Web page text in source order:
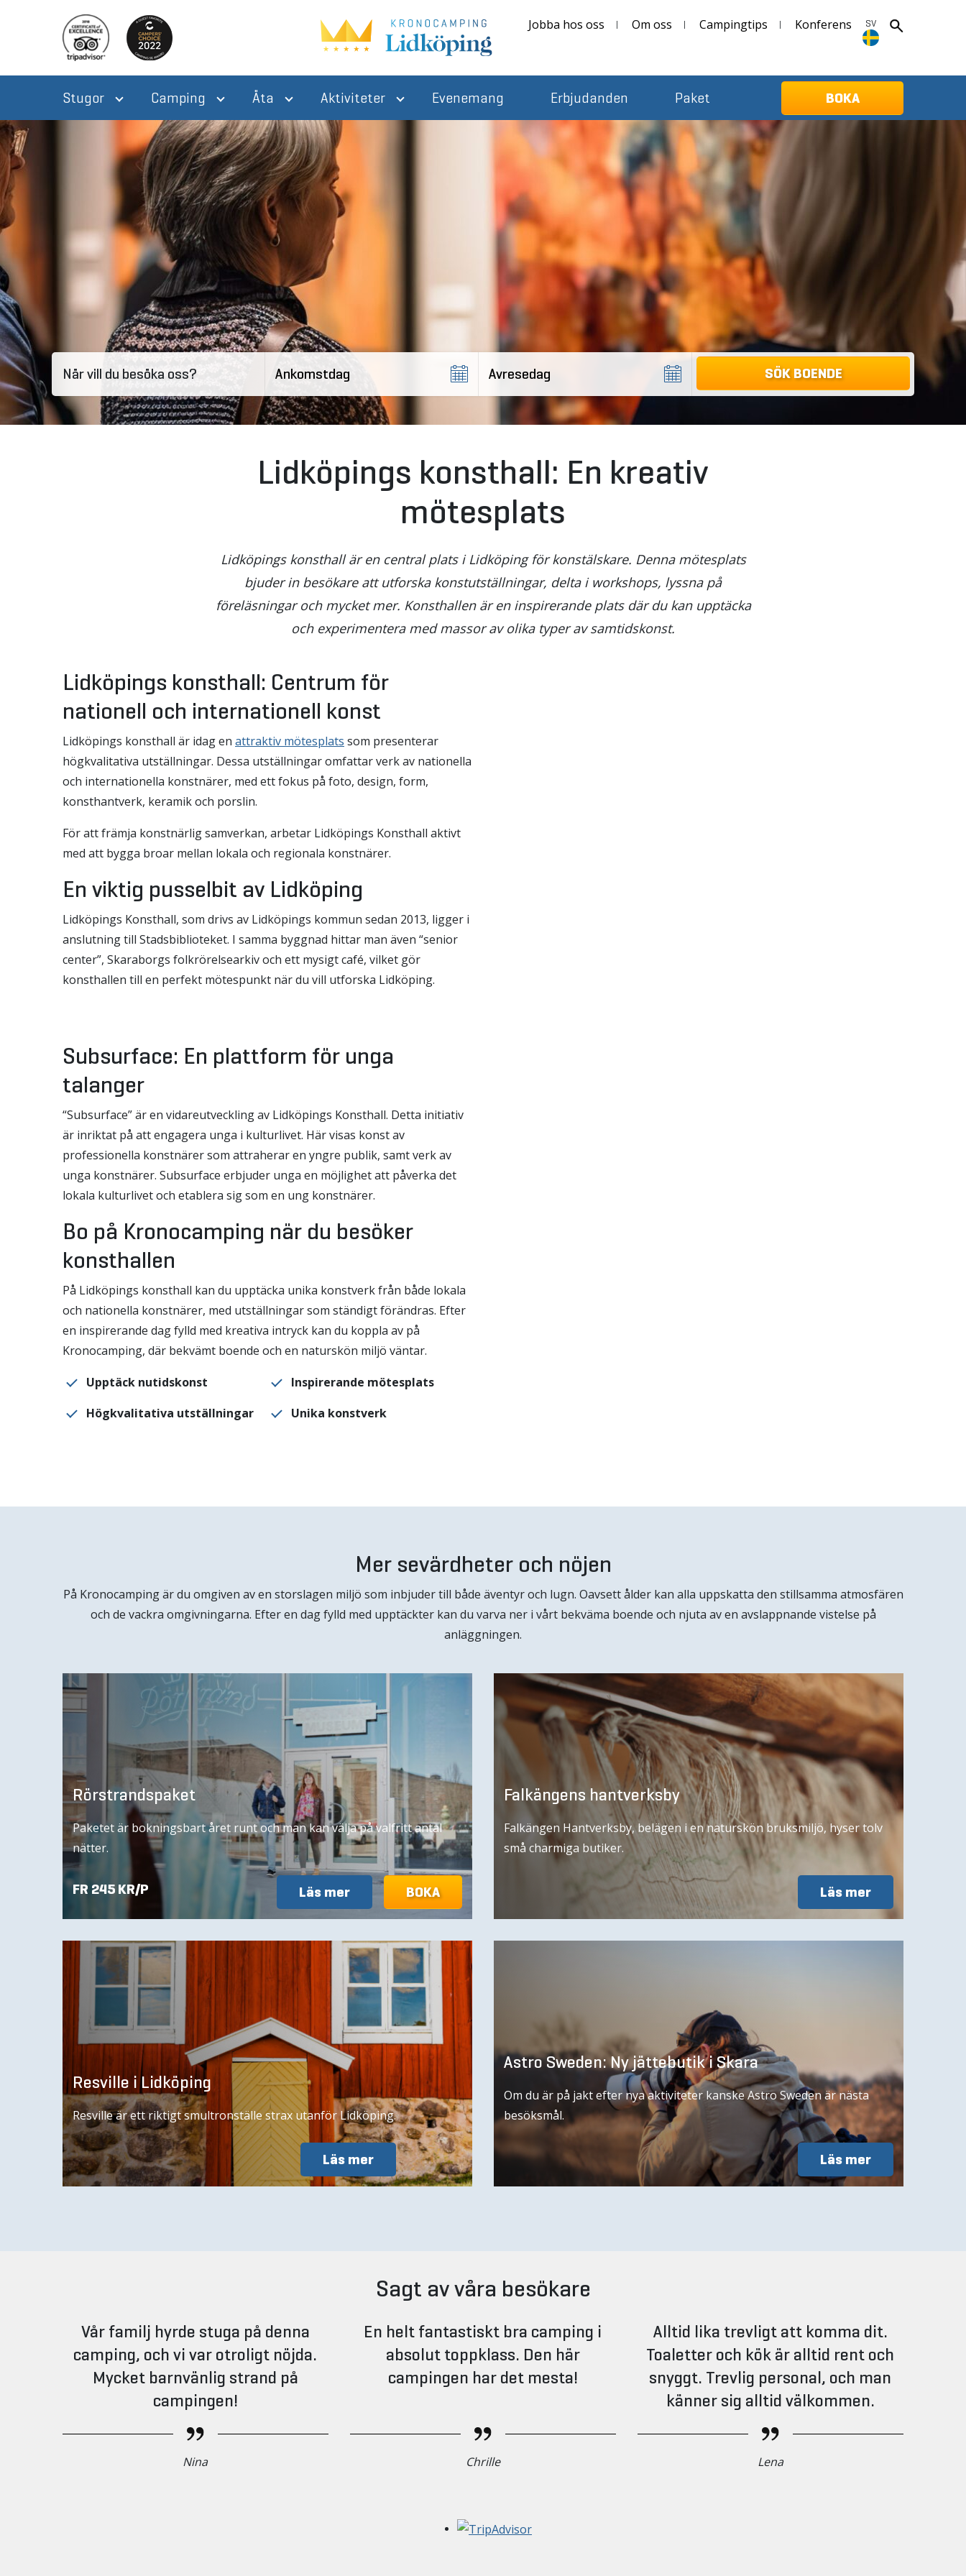
Jobba hos oss Om oss Campingtips Konferens SV
SV
Stugor Camping Äta Aktiviteter Evenemang Erbjudanden Paket BOKA
När vill du besöka oss?
Lidköpings konsthall: En kreativ
mötesplats
Lidköpings konsthall är en central plats i Lidköping för konstälskare. Denna mötesplats
bjuder in besökare att utforska konstutställningar, delta i workshops, lyssna på
föreläsningar och mycket mer. Konsthallen är en inspirerande plats där du kan upptäcka
och experimentera med massor av olika typer av samtidskonst.
Lidköpings konsthall: Centrum för
nationell och internationell konst
Lidköpings konsthall är idag en attraktiv mötesplats som presenterar
högkvalitativa utställningar. Dessa utställningar omfattar verk av nationella
och internationella konstnärer, med ett fokus på foto, design, form,
konsthantverk, keramik och porslin.
För att främja konstnärlig samverkan, arbetar Lidköpings Konsthall aktivt
med att bygga broar mellan lokala och regionala konstnärer.
En viktig pusselbit av Lidköping
Lidköpings Konsthall, som drivs av Lidköpings kommun sedan 2013, ligger i
anslutning till Stadsbiblioteket. I samma byggnad hittar man även “senior
center”, Skaraborgs folkrörelsearkiv och ett mysigt café, vilket gör
konsthallen till en perfekt mötespunkt när du vill utforska Lidköping.
Subsurface: En plattform för unga
talanger
“Subsurface” är en vidareutveckling av Lidköpings Konsthall. Detta initiativ
är inriktat på att engagera unga i kulturlivet. Här visas konst av
professionella konstnärer som attraherar en yngre publik, samt verk av
unga konstnärer. Subsurface erbjuder unga en möjlighet att påverka det
lokala kulturlivet och etablera sig som en ung konstnärer.
Bo på Kronocamping när du besöker
konsthallen
På Lidköpings konsthall kan du upptäcka unika konstverk från både lokala
och nationella konstnärer, med utställningar som ständigt förändras. Efter
en inspirerande dag fylld med kreativa intryck kan du koppla av på
Kronocamping, där bekvämt boende och en naturskön miljö väntar.
Upptäck nutidskonst
Högkvalitativa utställningar
Inspirerande mötesplats
Unika konstverk
Mer sevärdheter och nöjen
På Kronocamping är du omgiven av en storslagen miljö som inbjuder till både äventyr och lugn. Oavsett ålder kan alla uppskatta den stillsamma atmosfären
och de vackra omgivningarna. Efter en dag fylld med upptäckter kan du varva ner i vårt bekväma boende och njuta av en avslappnande vistelse på
anläggningen.
Rörstrandspaket
Paketet är bokningsbart året runt och man kan välja på valfritt antal
nätter.
FR 245 KR/P Läs mer BOKA
Falkängens hantverksby
Falkängen Hantverksby, belägen i en naturskön bruksmiljö, hyser tolv
små charmiga butiker.
Läs mer
Resville i Lidköping
Resville är ett riktigt smultronställe strax utanför Lidköping.
Läs mer
Astro Sweden: Ny jättebutik i Skara
Om du är på jakt efter nya aktiviteter kanske Astro Sweden är nästa
besöksmål.
Läs mer
Sagt av våra besökare
Vår familj hyrde stuga på denna
camping, och vi var otroligt nöjda.
Mycket barnvänlig strand på
campingen!
Nina
En helt fantastiskt bra camping i
absolut toppklass. Den här
campingen har det mesta!
Chrille
Alltid lika trevligt att komma dit.
Toaletter och kök är alltid rent och
snyggt. Trevlig personal, och man
känner sig alltid välkommen.
Lena